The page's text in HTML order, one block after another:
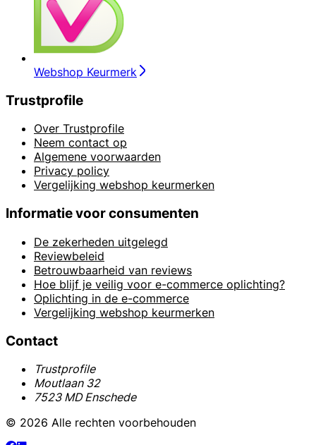
Webshop Keurmerk
Trustprofile
Over Trustprofile
Neem contact op
Algemene voorwaarden
Privacy policy
Vergelijking webshop keurmerken
Informatie voor consumenten
De zekerheden uitgelegd
Reviewbeleid
Betrouwbaarheid van reviews
Hoe blijf je veilig voor e-commerce oplichting?
Oplichting in de e-commerce
Vergelijking webshop keurmerken
Contact
Trustprofile
Moutlaan 32
7523 MD Enschede
© 2026 Alle rechten voorbehouden